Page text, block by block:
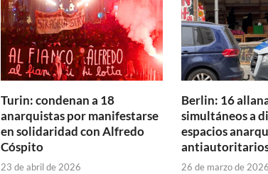
Turin: condenan a 18
anarquistas por manifestarse
en solidaridad con Alfredo
Cóspito
23 de abril de 2026
Berlin: 16
simultáneos a
espacios
26 de marzo de 2026